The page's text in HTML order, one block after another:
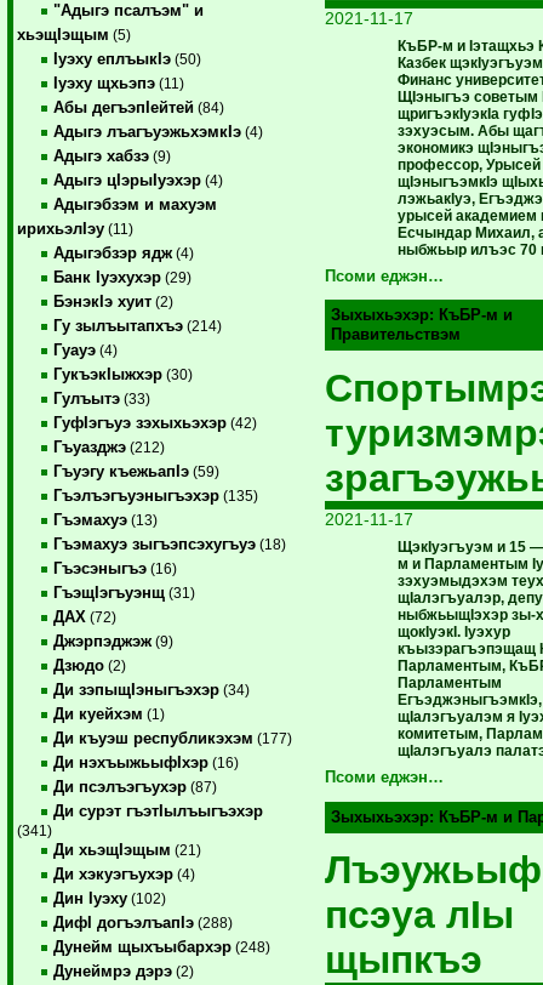
"Адыгэ псалъэм" и
хьэщIэщым (5)
Iуэху еплъыкIэ (50)
Iуэху щхьэпэ (11)
Абы дегъэпIейтей (84)
Адыгэ лъагъуэжьхэмкIэ (4)
Адыгэ хабзэ (9)
Адыгэ цIэрыIуэхэр (4)
Адыгэбзэм и махуэм
ирихьэлIэу (11)
Адыгэбзэр ядж (4)
Банк Iуэхухэр (29)
БэнэкIэ хуит (2)
Гу зылъытапхъэ (214)
Гуауэ (4)
ГукъэкIыжхэр (30)
Гулъытэ (33)
ГуфIэгъуэ зэхыхьэхэр (42)
Гъуазджэ (212)
Гъуэгу къежьапIэ (59)
Гъэлъэгъуэныгъэхэр (135)
Гъэмахуэ (13)
Гъэмахуэ зыгъэпсэхугъуэ (18)
Гъэсэныгъэ (16)
ГъэщIэгъуэнщ (31)
ДАХ (72)
Джэрпэджэж (9)
Дзюдо (2)
Ди зэпыщIэныгъэхэр (34)
Ди куейхэм (1)
Ди къуэш республикэхэм (177)
Ди нэхъыжьыфIхэр (16)
Ди псэлъэгъухэр (87)
Ди сурэт гъэтIылъыгъэхэр
(341)
Ди хьэщIэщым (21)
Ди хэкуэгъухэр (4)
Дин Iуэху (102)
ДифI догъэлъапIэ (288)
Дунейм щыхъыбархэр (248)
Дунеймрэ дэрэ (2)
2021-11-17
КъБР-м и Iэтащхьэ
Казбек
Финанс
ЩIэныгъэ советым
щригъэкIуэкIа
зэхуэсым. Абы
экономикэ
профессор,
щIэныгъэмкIэ
лэжьакIуэ,
урысей академием
Есчындар Михаил,
ныбжьыр илъэс 70
Псоми еджэн…
Зыхыхьэхэр: КъБР-м и
Правительствэм
2021-11-17
ЩэкIуэгъуэм и 15
м и Парламентым
зэхуэмыдэхэм
щIалэгъуалэр,
ныбжьыщIэхэр зы-
щокIуэкI. Iуэхур
къызэрагъэпэщащ
Парламентым,
Парламентым
щIалэгъуалэм я
комитетым,
щIалэгъуалэ
Псоми еджэн…
Зыхыхьэхэр: КъБР-м и
псэуа лIы
щыпкъэ